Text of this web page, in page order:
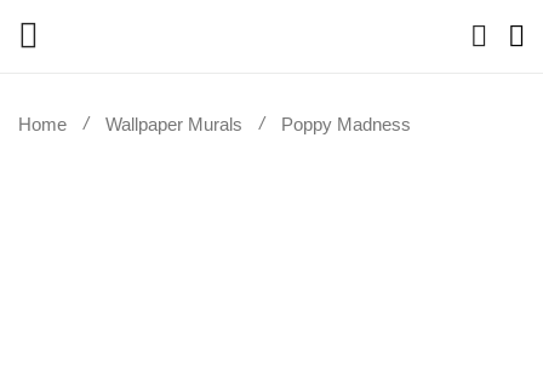
Home Wallpaper Murals Poppy Madness